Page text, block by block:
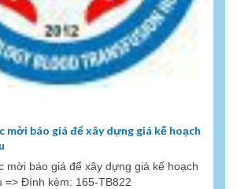
mời báo giá để xây dựng giá kế hoạch
mời báo giá để xây dựng giá kế hoạch
=> Đính kèm: 165-TB822